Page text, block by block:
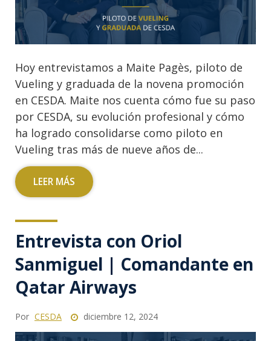
Hoy entrevistamos a Maite Pagès, piloto de
Vueling y graduada de la novena promoción
en CESDA. Maite nos cuenta cómo fue su paso
por CESDA, su evolución profesional y cómo
ha logrado consolidarse como piloto en
Vueling tras más de nueve años de...
LEER MÁS
Entrevista con Oriol
Sanmiguel | Comandante en
Qatar Airways
Por CESDA diciembre 12, 2024